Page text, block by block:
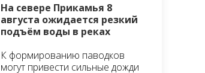
На севере Прикамья 8
августа ожидается резкий
подъём воды в реках
К формированию паводков
могут привести сильные дожди